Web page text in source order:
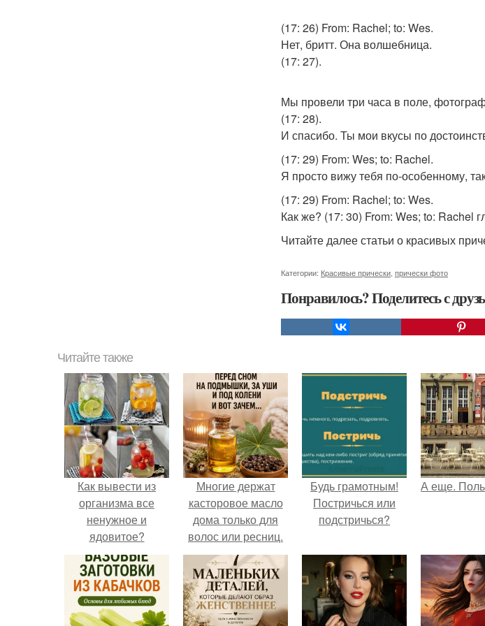
(17: 26) From: Rachel; to: Wes.
Нет, бритт. Она волшебница.
(17: 27).
Мы провели три часа в поле,
(17: 28).
И спасибо. Ты мои вкусы по
(17: 29) From: Wes; to: Rachel.
Я просто вижу тебя по-особенному,
(17: 29) From: Rachel; to: Wes.
Как же? (17: 30) From: Wes; to: Rachel
Читайте далее статьи о красивых
Категории: Красивые прически прически фото
Понравилось? Поделитесь с
Читайте также
Как вывести из
организма все
ненужное и
ядовитое?
Многие держат
касторовое масло
дома только для
волос или ресниц.
Будь грамотным!
Постричься или
подстричься?
А еще.